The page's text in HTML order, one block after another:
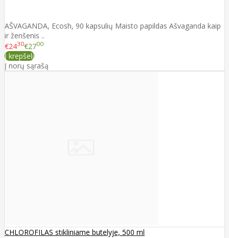
AŠVAGANDA, Ecosh, 90 kapsulių Maisto papildas Ašvaganda kaip
ir ženšenis ..
€2430€2700
Į krepšelį
Į norų sąrašą
CHLOROFILAS stikliniame butelyje, 500 ml